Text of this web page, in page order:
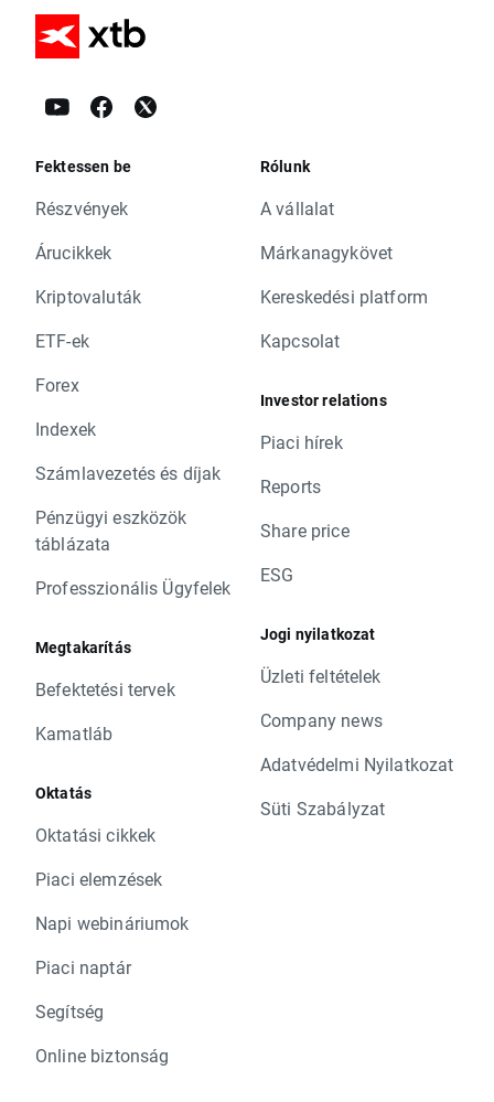
Fektessen be
Részvények
Árucikkek
Kriptovaluták
ETF-ek
Forex
Indexek
Számlavezetés és díjak
Pénzügyi eszközök
táblázata
Professzionális Ügyfelek
Megtakarítás
Befektetési tervek
Kamatláb
Oktatás
Oktatási cikkek
Piaci elemzések
Napi webináriumok
Piaci naptár
Segítség
Online biztonság
Rólunk
A vállalat
Márkanagykövet
Kereskedési platform
Kapcsolat
Investor relations
Piaci hírek
Reports
Share price
ESG
Jogi nyilatkozat
Üzleti feltételek
Company news
Adatvédelmi Nyilatkozat
Süti Szabályzat